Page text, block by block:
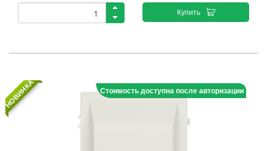
Купить
НОВИНКА Стоимость доступна после авторизации